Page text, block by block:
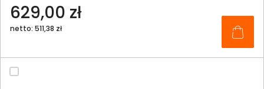
629,00 zł
netto: 511,38 zł